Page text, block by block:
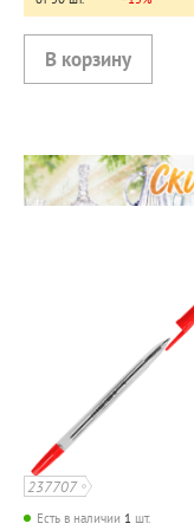
237707
Есть в наличии 1 шт.